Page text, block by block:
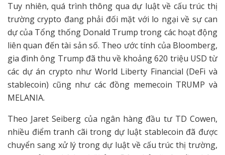
Tuy nhiên, quá trình thông qua dự luật về cấu trúc thị
trường crypto đang phải đối mặt với lo ngại về sự can
dự của Tổng thống Donald Trump trong các hoạt động
liên quan đến tài sản số. Theo ước tính của Bloomberg,
gia đình ông Trump đã thu về khoảng 620 triệu USD từ
các dự án crypto như World Liberty Financial (DeFi và
stablecoin) cũng như các đồng memecoin TRUMP và
MELANIA.
Theo Jaret Seiberg của ngân hàng đầu tư TD Cowen,
nhiều điểm tranh cãi trong dự luật stablecoin đã được
chuyển sang xử lý trong dự luật về cấu trúc thị trường,